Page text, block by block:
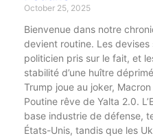
October 25, 2025
Bienvenue dans notre
devient routine. Les devises
politicien pris sur le fait, et
stabilité d’une huître
Trump joue au joker, Macron
Poutine rêve de Yalta 2.0.
base industrie de défense,
États-Unis, tandis que les